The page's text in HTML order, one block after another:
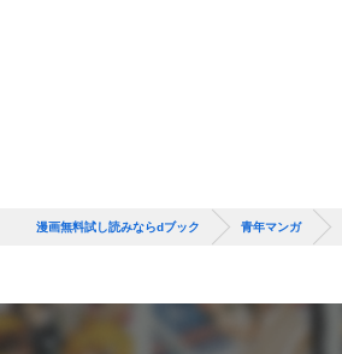
漫画無料試し読みならdブック 青年マンガ